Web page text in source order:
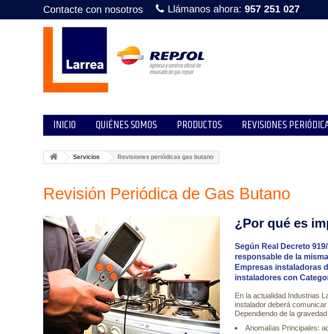
Contacte con nosotros Llámanos ahora: 957 251 027
INICIO QUIÉNES SOMOS PRODUCTOS REVISIONES
Servicios Revisiones periódicas gas butano
Revisión Periódica de Gas Butano
¿Por qué es
Según Real Decreto
responsable de la
Empresas instaladoras
instaladores con
En la actualidad Industrias
instalador deberá
Dependiendo de la
Anomalías Principales: